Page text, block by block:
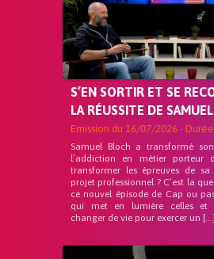
S’EN SORTIR ET SE
LA RÉUSSITE DE
Emission du 16/07/2026 - Durée
Samuel Bloch a transformé
l’addiction en métier porteur
transformer les épreuves de
projet professionnel ? C’est la
ce nouvel épisode de Cap ou
qui met en lumière celles et
changer de vie pour exercer un […]